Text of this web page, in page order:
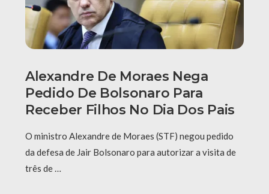
Alexandre De Moraes Nega
Pedido De Bolsonaro Para
Receber Filhos No Dia Dos Pais
O ministro Alexandre de Moraes (STF) negou pedido
da defesa de Jair Bolsonaro para autorizar a visita de
três de …